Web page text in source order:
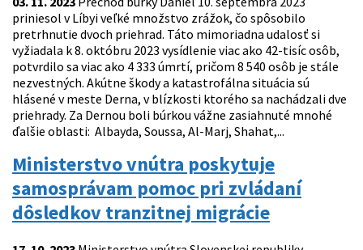
priniesol v Líbyi veľké množstvo zrážok, čo spôsobilo
pretrhnutie dvoch priehrad. Táto mimoriadna udalosť si
vyžiadala k 8. októbru 2023 vysídlenie viac ako 42-tisíc osôb,
potvrdilo sa viac ako 4 333 úmrtí, pričom 8 540 osôb je stále
nezvestných. Akútne škody a katastrofálna situácia sú
hlásené v meste Derna, v blízkosti ktorého sa nachádzali dve
priehrady. Za Dernou boli búrkou vážne zasiahnuté mnohé
ďalšie oblasti: Albayda, Soussa, Al-Marj, Shahat,...
Ministerstvo vnútra poskytuje
samosprávam pomoc pri zvládaní
dôsledkov tranzitnej migrácie